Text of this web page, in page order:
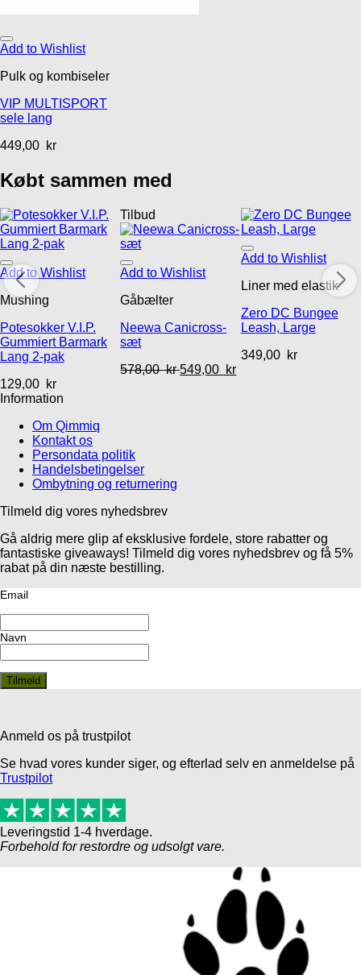
Add to Wishlist
Pulk og kombiseler
VIP MULTISPORT
sele lang
449,00 kr
Købt sammen med
Add to Wishlist
Mushing
Potesokker V.I.P.
Gummiert Barmark
Lang 2-pak
129,00 kr
Tilbud
Add to Wishlist
Gåbælter
Neewa Canicross-
sæt
578,00kr 549,00 kr
Add to Wishlist
Liner med elastik
Zero DC Bungee
Leash, Large
349,00 kr
Information
Om Qimmiq
Kontakt os
Persondata politik
Handelsbetingelser
Ombytning og returnering
Tilmeld dig vores nyhedsbrev
Gå aldrig mere glip af eksklusive fordele, store rabatter og
fantastiske giveaways! Tilmeld dig vores nyhedsbrev og få 5%
rabat på din næste bestilling.
Email
Navn
Anmeld os på trustpilot
Se hvad vores kunder siger, og efterlad selv en anmeldelse på
Trustpilot
Leveringstid 1-4 hverdage.
Forbehold for restordre og udsolgt vare.